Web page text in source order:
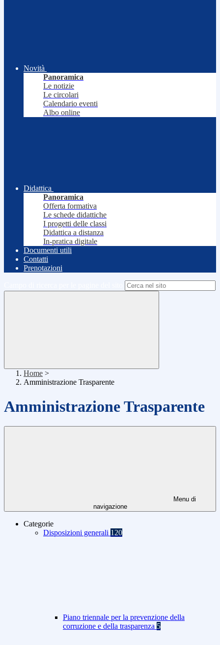
Novità
Panoramica
Le notizie
Le circolari
Calendario eventi
Albo online
Didattica
Panoramica
Offerta formativa
Le schede didattiche
I progetti delle classi
Didattica a distanza
In-pratica digitale
Documenti utili
Contatti
Prenotazioni
Home >
Amministrazione Trasparente
Amministrazione Trasparente
Menu di
navigazione
Categorie
Disposizioni generali 120
Piano triennale per la prevenzione della
corruzione e della trasparenza 5